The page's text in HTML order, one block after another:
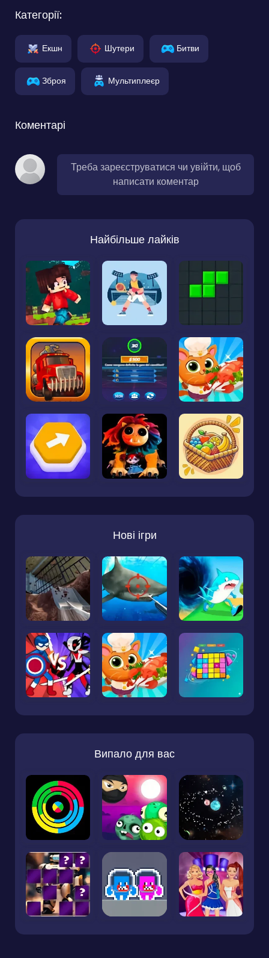
Категорії:
Екшн Шутери Битви
Зброя Мультиплеєр
Коментарі
Треба зареєструватися чи увійти, щоб
написати коментар
Найбільше лайків
Нові ігри
Випало для вас